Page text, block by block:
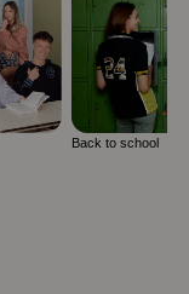
Back to school